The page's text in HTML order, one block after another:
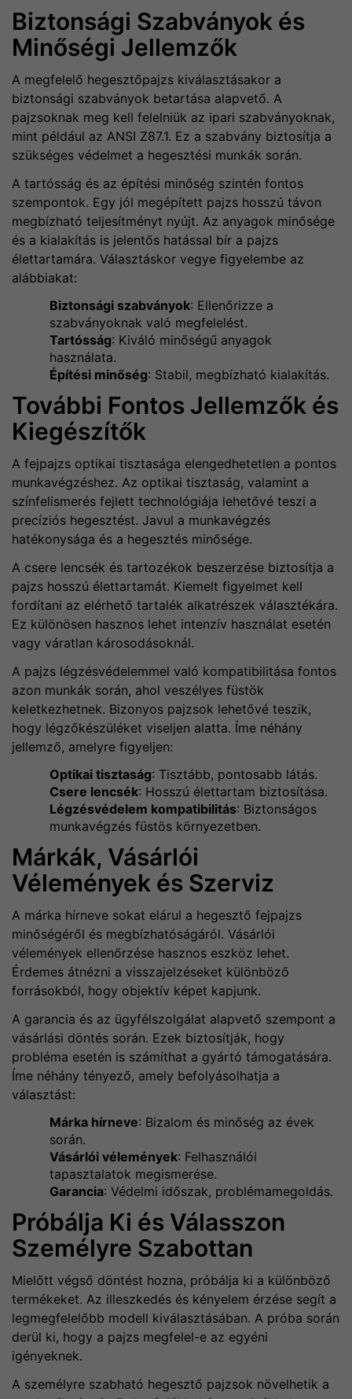
Biztonsági Szabványok és
Minőségi Jellemzők
A megfelelő hegesztőpajzs kiválasztásakor a
biztonsági szabványok betartása alapvető. A
pajzsoknak meg kell felelniük az ipari szabványoknak,
mint például az ANSI Z87.1. Ez a szabvány biztosítja a
szükséges védelmet a hegesztési munkák során.
A tartósság és az építési minőség szintén fontos
szempontok. Egy jól megépített pajzs hosszú távon
megbízható teljesítményt nyújt. Az anyagok minősége
és a kialakítás is jelentős hatással bír a pajzs
élettartamára. Választáskor vegye figyelembe az
alábbiakat:
Biztonsági szabványok: Ellenőrizze a
szabványoknak való megfelelést.
Tartósság: Kiváló minőségű anyagok
használata.
Építési minőség: Stabil, megbízható kialakítás.
További Fontos Jellemzők és
Kiegészítők
A fejpajzs optikai tisztasága elengedhetetlen a pontos
munkavégzéshez. Az optikai tisztaság, valamint a
színfelismerés fejlett technológiája lehetővé teszi a
precíziós hegesztést. Javul a munkavégzés
hatékonysága és a hegesztés minősége.
A csere lencsék és tartozékok beszerzése biztosítja a
pajzs hosszú élettartamát. Kiemelt figyelmet kell
fordítani az elérhető tartalék alkatrészek választékára.
Ez különösen hasznos lehet intenzív használat esetén
vagy váratlan károsodásoknál.
A pajzs légzésvédelemmel való kompatibilitása fontos
azon munkák során, ahol veszélyes füstök
keletkezhetnek. Bizonyos pajzsok lehetővé teszik,
hogy légzőkészüléket viseljen alatta. Íme néhány
jellemző, amelyre figyeljen:
Optikai tisztaság: Tisztább, pontosabb látás.
Csere lencsék: Hosszú élettartam biztosítása.
Légzésvédelem kompatibilitás: Biztonságos
munkavégzés füstös környezetben.
Márkák, Vásárlói
Vélemények és Szerviz
A márka hírneve sokat elárul a hegesztő fejpajzs
minőségéről és megbízhatóságáról. Vásárlói
vélemények ellenőrzése hasznos eszköz lehet.
Érdemes átnézni a visszajelzéseket különböző
forrásokból, hogy objektív képet kapjunk.
A garancia és az ügyfélszolgálat alapvető szempont a
vásárlási döntés során. Ezek biztosítják, hogy
probléma esetén is számíthat a gyártó támogatására.
Íme néhány tényező, amely befolyásolhatja a
választást:
Márka hírneve: Bizalom és minőség az évek
során.
Vásárlói vélemények: Felhasználói
tapasztalatok megismerése.
Garancia: Védelmi időszak, problémamegoldás.
Próbálja Ki és Válasszon
Személyre Szabottan
Mielőtt végső döntést hozna, próbálja ki a különböző
termékeket. Az illeszkedés és kényelem érzése segít a
legmegfelelőbb modell kiválasztásában. A próba során
derül ki, hogy a pajzs megfelel-e az egyéni
igényeknek.
A személyre szabható hegesztő pajzsok növelhetik a